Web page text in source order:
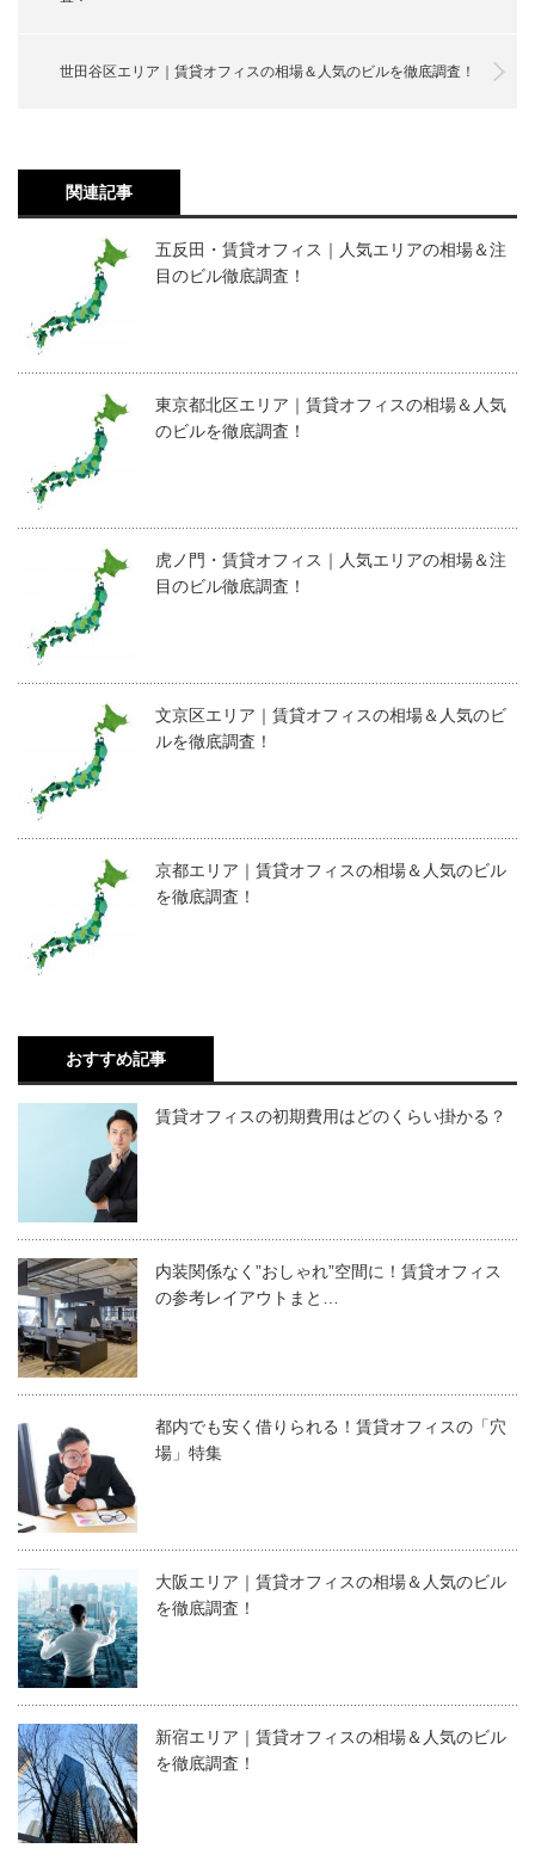
世田谷区エリア｜賃貸オフィスの相場＆人気のビルを徹底調査！
関連記事
五反田・賃貸オフィス｜人気エリアの相場＆注
目のビル徹底調査！
東京都北区エリア｜賃貸オフィスの相場＆人気
のビルを徹底調査！
虎ノ門・賃貸オフィス｜人気エリアの相場＆注
目のビル徹底調査！
文京区エリア｜賃貸オフィスの相場＆人気のビ
ルを徹底調査！
京都エリア｜賃貸オフィスの相場＆人気のビル
を徹底調査！
おすすめ記事
賃貸オフィスの初期費用はどのくらい掛かる？
内装関係なく”おしゃれ”空間に！賃貸オフィス
の参考レイアウトまと…
都内でも安く借りられる！賃貸オフィスの「穴
場」特集
大阪エリア｜賃貸オフィスの相場＆人気のビル
を徹底調査！
新宿エリア｜賃貸オフィスの相場＆人気のビル
を徹底調査！